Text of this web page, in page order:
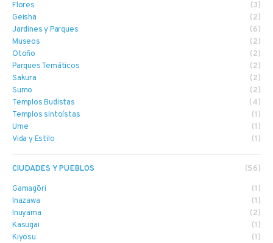
Flores
(3)
Geisha
(2)
Jardines y Parques
(6)
Museos
(2)
Otoño
(2)
Parques Temáticos
(2)
Sakura
(2)
Sumo
(2)
Templos Budistas
(4)
Templos sintoístas
(1)
Ume
(1)
Vida y Estilo
(1)
CIUDADES Y PUEBLOS (56)
Gamagōri
(1)
Inazawa
(1)
Inuyama
(2)
Kasugai
(1)
Kiyosu
(1)